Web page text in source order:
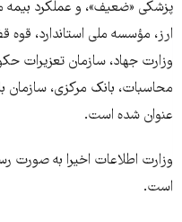
پزشکی «ضعیف»، و عملکرد بیمه
ارز،‌ مؤسسه ملی استاندارد،
وزارت جهاد، سازمان تعزیرات
محاسبات، بانک مرکزی،
عنوان شده است.
وزارت اطلاعات اخیرا به صورت
است.